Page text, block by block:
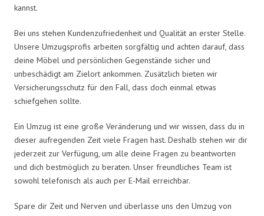
kannst.
Bei uns stehen Kundenzufriedenheit und Qualität an erster Stelle.
Unsere Umzugsprofis arbeiten sorgfältig und achten darauf, dass
deine Möbel und persönlichen Gegenstände sicher und
unbeschädigt am Zielort ankommen. Zusätzlich bieten wir
Versicherungsschutz für den Fall, dass doch einmal etwas
schiefgehen sollte.
Ein Umzug ist eine große Veränderung und wir wissen, dass du in
dieser aufregenden Zeit viele Fragen hast. Deshalb stehen wir dir
jederzeit zur Verfügung, um alle deine Fragen zu beantworten
und dich bestmöglich zu beraten. Unser freundliches Team ist
sowohl telefonisch als auch per E-Mail erreichbar.
Spare dir Zeit und Nerven und überlasse uns den Umzug von